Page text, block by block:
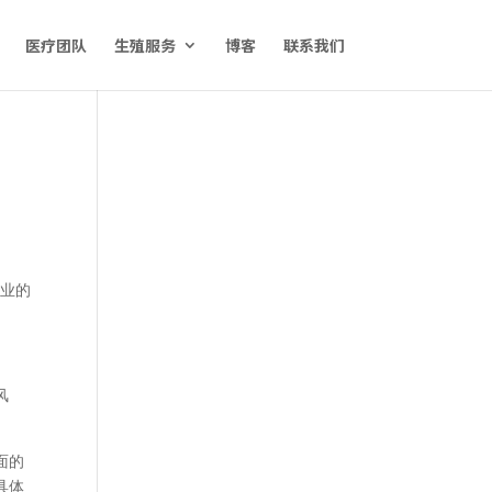
医疗团队 生殖服务 博客 联系我们
的
的
体